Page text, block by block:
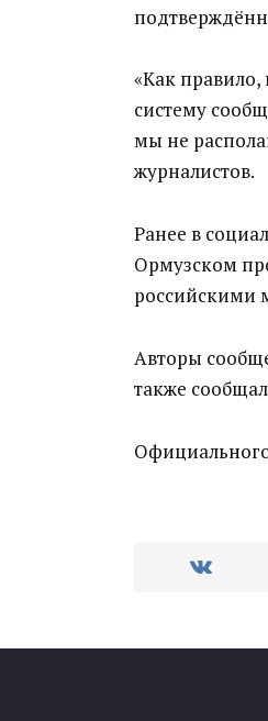
«Как правило,
систему
мы не
журналистов.
Ранее в
Ормузском
российскими
Авторы
также